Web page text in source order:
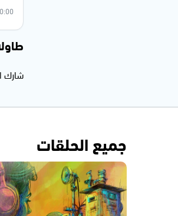
طاولة
شارك
جميع الحلقات